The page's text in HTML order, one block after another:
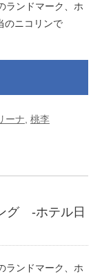
ンドマーク、ホ
のニコリンで
ーナ 桃李
グ -ホテル日
ンドマーク、ホ